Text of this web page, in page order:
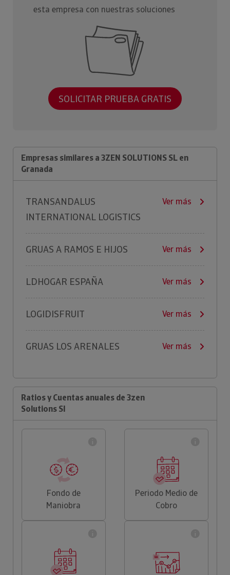
esta empresa con nuestras soluciones
SOLICITAR PRUEBA GRATIS
Empresas similares a 3ZEN SOLUTIONS SL en
Granada
TRANSANDALUS
INTERNATIONAL LOGISTICS
Ver más
GRUAS A RAMOS E HIJOS Ver más
LDHOGAR ESPAÑA Ver más
LOGIDISFRUIT Ver más
GRUAS LOS ARENALES Ver más
Ratios y Cuentas anuales de 3zen
Solutions Sl
Fondo de
Maniobra
Periodo Medio de
Cobro